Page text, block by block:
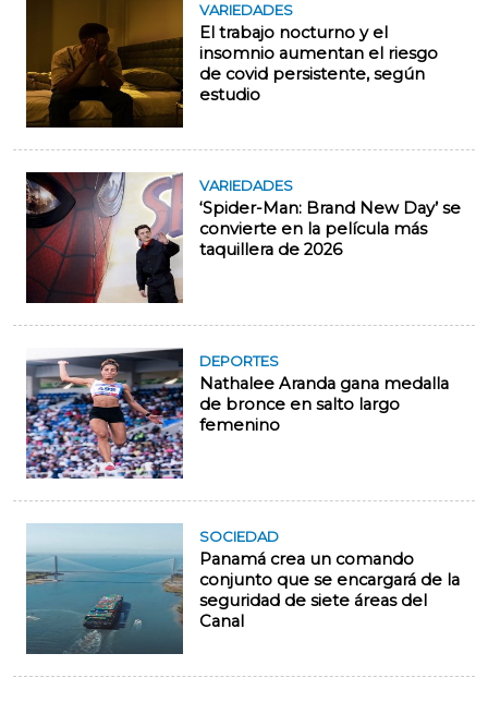
VARIEDADES
El trabajo nocturno y el
insomnio aumentan el riesgo
de covid persistente, según
estudio
VARIEDADES
‘Spider-Man: Brand New Day’ se
convierte en la película más
taquillera de 2026
DEPORTES
Nathalee Aranda gana medalla
de bronce en salto largo
femenino
SOCIEDAD
Panamá crea un comando
conjunto que se encargará de la
seguridad de siete áreas del
Canal